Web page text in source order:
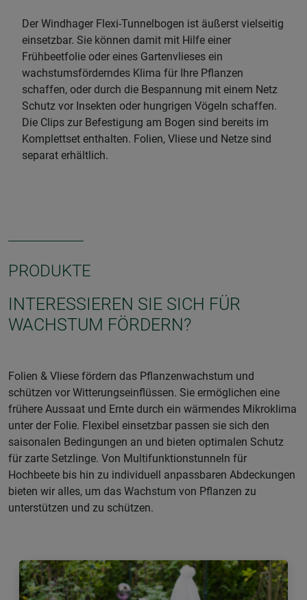
Der Windhager Flexi-Tunnelbogen ist äußerst vielseitig
einsetzbar. Sie können damit mit Hilfe einer
Frühbeetfolie oder eines Gartenvlieses ein
wachstumsförderndes Klima für Ihre Pflanzen
schaffen, oder durch die Bespannung mit einem Netz
Schutz vor Insekten oder hungrigen Vögeln schaffen.
Die Clips zur Befestigung am Bogen sind bereits im
Komplettset enthalten. Folien, Vliese und Netze sind
separat erhältlich.
PRODUKTE
INTERESSIEREN SIE SICH FÜR
WACHSTUM FÖRDERN?
Folien & Vliese fördern das Pflanzenwachstum und
schützen vor Witterungseinflüssen. Sie ermöglichen eine
frühere Aussaat und Ernte durch ein wärmendes Mikroklima
unter der Folie. Flexibel einsetzbar passen sie sich den
saisonalen Bedingungen an und bieten optimalen Schutz
für zarte Setzlinge. Von Multifunktionstunneln für
Hochbeete bis hin zu individuell anpassbaren Abdeckungen
bieten wir alles, um das Wachstum von Pflanzen zu
unterstützen und zu schützen.